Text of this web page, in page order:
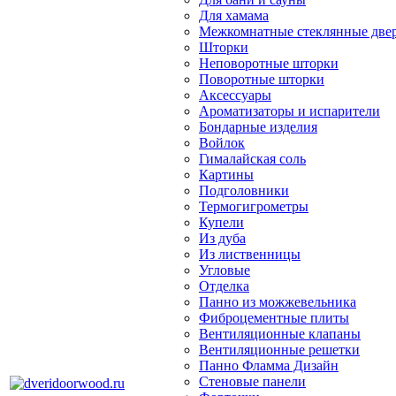
Для хамама
Межкомнатные стеклянные
Шторки
Неповоротные шторки
Поворотные шторки
Аксессуары
Ароматизаторы и испарители
Бондарные изделия
Войлок
Гималайская соль
Картины
Подголовники
Термогигрометры
Купели
Из дуба
Из лиственницы
Угловые
Отделка
Панно из можжевельника
Фиброцементные плиты
Вентиляционные клапаны
Вентиляционные решетки
Панно Фламма Дизайн
Стеновые панели